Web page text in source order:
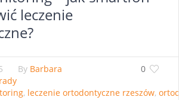
leczenie
0
By Barbara
, leczenie ortodontyczne rzeszów,